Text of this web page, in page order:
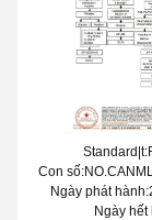
Con
Ngày phát
Ngày hết